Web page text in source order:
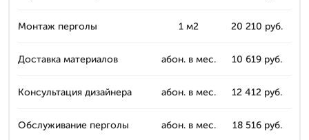
Монтаж перголы 1 м2 20 210 руб.
Доставка материалов абон. в мес. 10 619 руб.
Консультация дизайнера абон. в мес. 12 412 руб.
Обслуживание перголы абон. в мес. 18 516 руб.